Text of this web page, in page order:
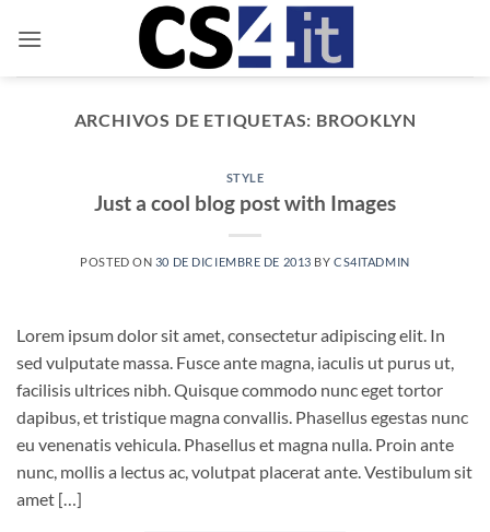
ARCHIVOS DE ETIQUETAS: BROOKLYN
STYLE
Just a cool blog post with Images
POSTED ON 30 DE DICIEMBRE DE 2013 BYCS4ITADMIN
Lorem ipsum dolor sit amet, consectetur adipiscing elit. In
sed vulputate massa. Fusce ante magna, iaculis ut purus ut,
facilisis ultrices nibh. Quisque commodo nunc eget tortor
dapibus, et tristique magna convallis. Phasellus egestas nunc
eu venenatis vehicula. Phasellus et magna nulla. Proin ante
nunc, mollis a lectus ac, volutpat placerat ante. Vestibulum sit
amet […]